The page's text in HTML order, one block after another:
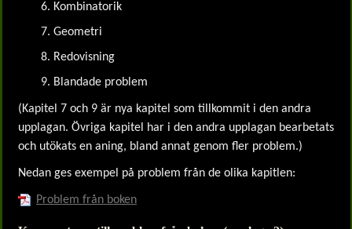
Kombinatorik
Geometri
Redovisning
Blandade problem
(Kapitel 7 och 9 är nya kapitel som tillkommit i den andra
upplagan. Övriga kapitel har i den andra upplagan bearbetats
och utökats en aning, bland annat genom fler problem.)
Nedan ges exempel på problem från de olika kapitlen:
Problem från boken